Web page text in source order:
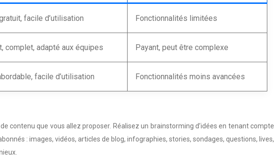
facile d’utilisation Fonctionnalités limitées
complet, adapté aux équipes Payant, peut être complexe
facile d’utilisation Fonctionnalités moins avancées
contenu que vous allez proposer. Réalisez un brainstorming d’idées en tenant compte
: images, vidéos, articles de blog, infographies, stories, sondages, questions, lives,